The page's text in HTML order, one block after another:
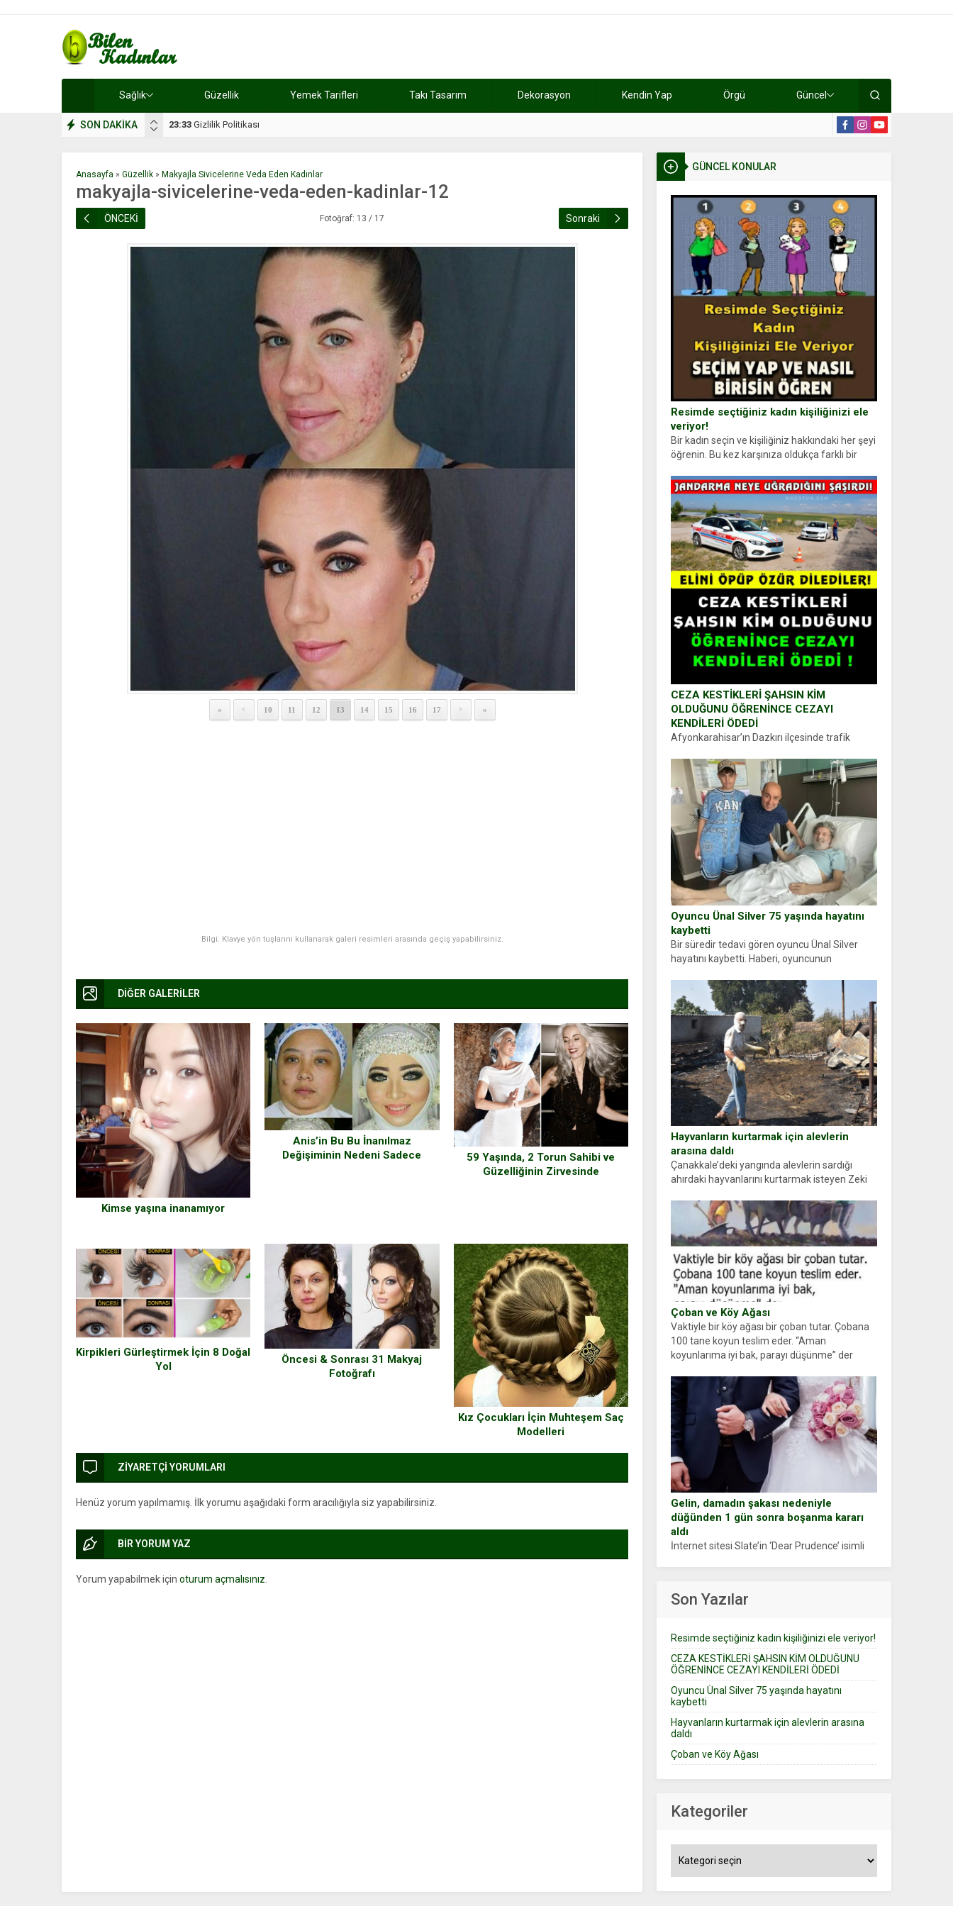
Sağlık Güzellik Yemek Tarifleri Takı Tasarım Dekorasyon Kendin Yap Örgü Güncel
SON DAKİKA 17:08 Dilan, düğününe 5 gün kala hayatını kaybetti
GÜNCEL KONULAR
Resimde seçtiğiniz kadın kişiliğinizi ele
veriyor!
Bir kadın seçin ve kişiliğiniz hakkındaki her şeyi
öğrenin. Bu kez karşınıza oldukça farklı bir
kadın figürlerinden dikkatinizi en...
CEZA KESTİKLERİ ŞAHSIN KİM
OLDUĞUNU ÖĞRENİNCE CEZAYI
KENDİLERİ ÖDEDİ
Afyonkarahisar’ın Dazkırı ilçesinde trafik
durdurdukları bir otomobilin sürücüsünden
ehliyet ve ruhsat sorup belgelerini istedi.
Sürücü Abdurrahman Ö.nün verdiği evraklarda
eksik olduğunu...
Oyuncu Ünal Silver 75 yaşında hayatını
kaybetti
Bir süredir tedavi gören oyuncu Ünal Silver
hayatını kaybetti. Haberi, oyuncunun
sosyal medya hesabında “Usta Oyuncumuz ve
çok değerli dostumuz...
Hayvanların kurtarmak için alevlerin
arasına daldı
Çanakkale’deki yangında alevlerin sardığı
ahırdaki hayvanlarını kurtarmak isteyen Zeki
ellerinde yanıklar oluşan Demir, kâbus dolu
anları anlattı… Merkeze bağlı...
Çoban ve Köy Ağası
Vaktiyle bir köy ağası bir çoban tutar. Çobana
100 tane koyun teslim eder. “Aman
koyunlarıma iyi bak, parayı düşünme” der
Gelin, damadın şakası nedeniyle
düğünden 1 gün sonra boşanma kararı
aldı
İnternet sitesi Slate’in ‘Dear Prudence’ isimli
Son Yazılar
Resimde seçtiğiniz kadın kişiliğinizi ele veriyor!
CEZA KESTİKLERİ ŞAHSIN KİM OLDUĞUNU
ÖĞRENİNCE CEZAYI KENDİLERİ ÖDEDİ
Oyuncu Ünal Silver 75 yaşında hayatını
kaybetti
Hayvanların kurtarmak için alevlerin arasına
daldı
Çoban ve Köy Ağası
Kategoriler
Anasayfa » Güzellik » Makyajla Sivicelerine Veda Eden Kadınlar
makyajla-sivicelerine-veda-eden-kadinlar-12
ÖNCEKİ Fotoğraf: 13 / 17 Sonraki
« < 10 11 12 13 14 15 16 17 > »
Bilgi: Klavye yön tuşlarını kullanarak galeri resimleri arasında geçiş yapabilirsiniz.
DİĞER GALERİLER
Kimse yaşına inanamıyor
Anis’in Bu Bu İnanılmaz
Değişiminin Nedeni Sadece
59 Yaşında, 2 Torun Sahibi ve
Güzelliğinin Zirvesinde
Kirpikleri Gürleştirmek İçin 8 Doğal
Yol
Öncesi & Sonrası 31 Makyaj
Fotoğrafı
Kız Çocukları İçin Muhteşem Saç
Modelleri
ZİYARETÇİ YORUMLARI
Henüz yorum yapılmamış. İlk yorumu aşağıdaki form aracılığıyla siz yapabilirsiniz.
BİR YORUM YAZ
Yorum yapabilmek için oturum açmalısınız